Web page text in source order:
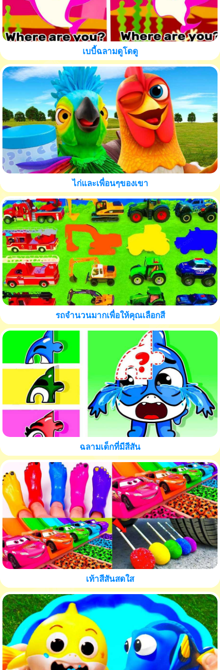
เบบี้ฉลามดูโดดู
ไก่และเพื่อนๆของเขา
รถจำนวนมากเพื่อให้คุณเลือกสี
ฉลามเด็กที่มีสีสัน
เท้าสีสันสดใส